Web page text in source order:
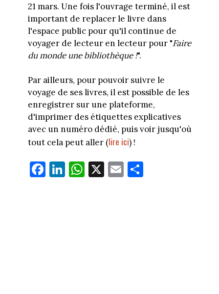
21 mars. Une fois l'ouvrage terminé, il est
important de replacer le livre dans
l'espace public pour qu'il continue de
voyager de lecteur en lecteur pour "Faire
du monde une bibliothèque !".
Par ailleurs, pour pouvoir suivre le
voyage de ses livres, il est possible de les
enregistrer sur une plateforme,
d'imprimer des étiquettes explicatives
avec un numéro dédié, puis voir jusqu'où
tout cela peut aller (lire ici) !
Fa
ce
Li
nk
W
ha
X E
m
Pa